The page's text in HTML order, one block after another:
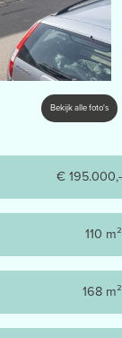
Bekijk alle foto's
€ 195.000,-
110 m²
168 m²